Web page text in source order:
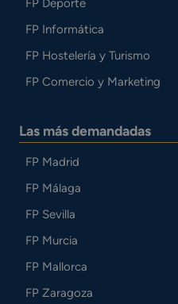
FP Deporte
FP Informática
FP Hostelería y Turismo
FP Comercio y Marketing
Las más demandadas
FP Madrid
FP Málaga
FP Sevilla
FP Murcia
FP Mallorca
FP Zaragoza